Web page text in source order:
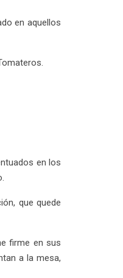
en aquellos
en los
que quede
firme en sus
a la mesa,